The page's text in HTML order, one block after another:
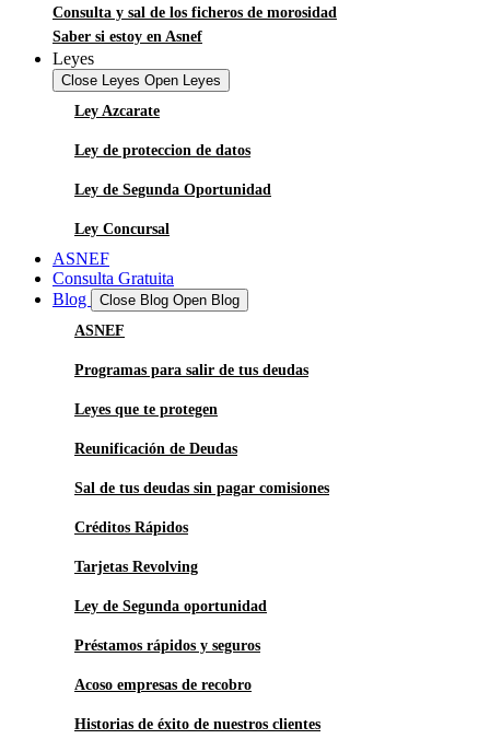
Consulta y sal de los ficheros de morosidad
Saber si estoy en Asnef
Leyes
Close Leyes Open Leyes
Ley Azcarate
Ley de proteccion de datos
Ley de Segunda Oportunidad
Ley Concursal
ASNEF
Consulta Gratuita
Blog
Close Blog Open Blog
ASNEF
Programas para salir de tus deudas
Leyes que te protegen
Reunificación de Deudas
Sal de tus deudas sin pagar comisiones
Créditos Rápidos
Tarjetas Revolving
Ley de Segunda oportunidad
Préstamos rápidos y seguros
Acoso empresas de recobro
Historias de éxito de nuestros clientes